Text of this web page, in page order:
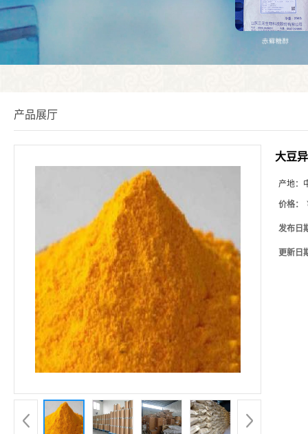
产品展厅
大豆
产地：
价格：
发布日
更新日